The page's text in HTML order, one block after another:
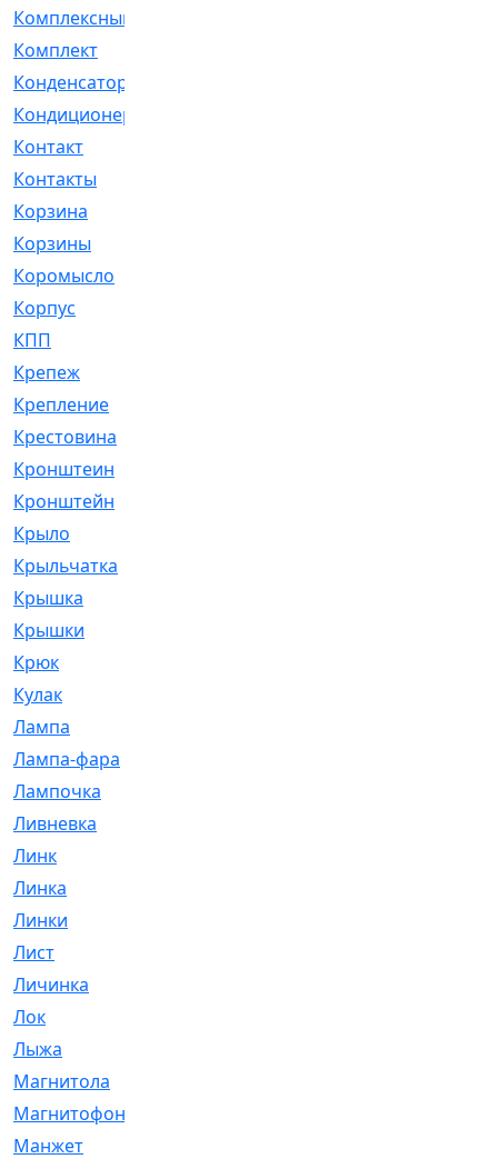
Комплексный
Комплект
Конденсатор
Кондиционер
Контакт
Контакты
Корзина
Корзины
Коромысло
Корпус
КПП
Крепеж
Крепление
Крестовина
Кронштеин
Кронштейн
Крыло
Крыльчатка
Крышка
Крышки
Крюк
Кулак
Лампа
Лампа-фара
Лампочка
Ливневка
Линк
Линка
Линки
Лист
Личинка
Лок
Лыжа
Магнитола
Магнитофон
Манжет